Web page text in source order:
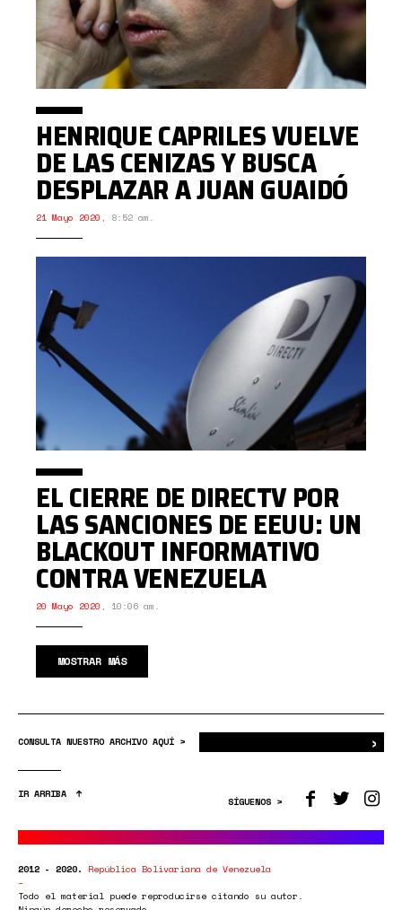
HENRIQUE CAPRILES VUELVE
DE LAS CENIZAS Y BUSCA
DESPLAZAR A JUAN GUAIDÓ
21 Mayo 2020 , 8:52 am.
EL CIERRE DE DIRECTV POR
LAS SANCIONES DE EEUU: UN
BLACKOUT INFORMATIVO
CONTRA VENEZUELA
20 Mayo 2020 , 10:06 am.
MOSTRAR MÁS
CONSULTA NUESTRO ARCHIVO AQUÍ > ›
IR ARRIBA
SÍGUENOS >
2012 - 2020. República Bolivariana de Venezuela
Todo el material puede reproducirse citando su autor.